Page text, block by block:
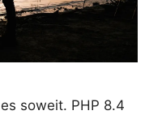
soweit. PHP 8.4